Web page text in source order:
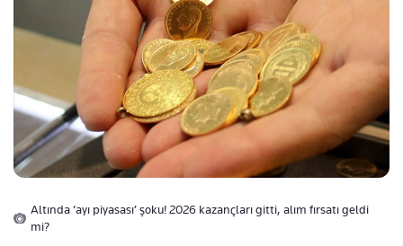
Altında ‘ayı piyasası’ şoku! 2026 kazançları gitti, alım fırsatı geldi
mi?